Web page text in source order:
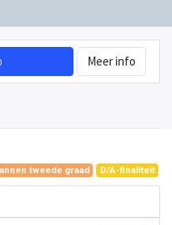
Meer info
tweede graad D/A-finaliteit